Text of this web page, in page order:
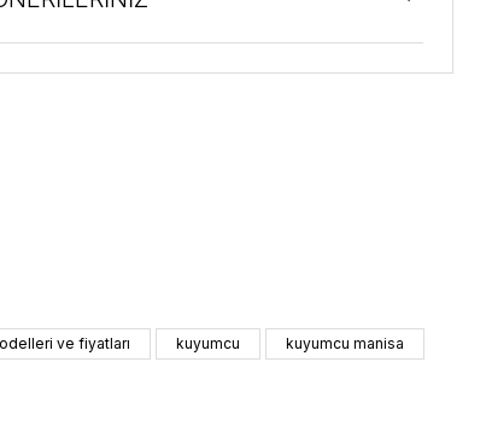
ve fiyatları kuyumcu
kuyumcu manisa